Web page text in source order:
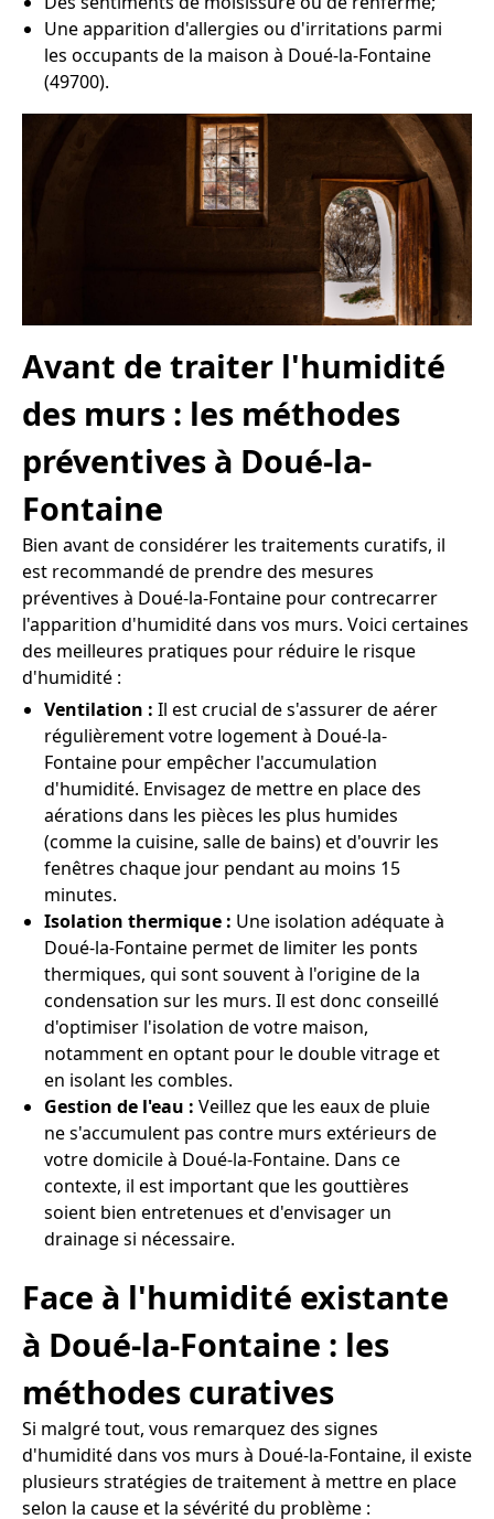
Une apparition d'allergies ou d'irritations parmi
les occupants de la maison à Doué-la-Fontaine
(49700).
Avant de traiter l'humidité
des murs : les méthodes
préventives à Doué-la-
Fontaine
Bien avant de considérer les traitements curatifs, il
est recommandé de prendre des mesures
préventives à Doué-la-Fontaine pour contrecarrer
l'apparition d'humidité dans vos murs. Voici certaines
des meilleures pratiques pour réduire le risque
d'humidité :
Ventilation : Il est crucial de s'assurer de aérer
régulièrement votre logement à Doué-la-
Fontaine pour empêcher l'accumulation
d'humidité. Envisagez de mettre en place des
aérations dans les pièces les plus humides
(comme la cuisine, salle de bains) et d'ouvrir les
fenêtres chaque jour pendant au moins 15
minutes.
Isolation thermique : Une isolation adéquate à
Doué-la-Fontaine permet de limiter les ponts
thermiques, qui sont souvent à l'origine de la
condensation sur les murs. Il est donc conseillé
d'optimiser l'isolation de votre maison,
notamment en optant pour le double vitrage et
en isolant les combles.
Gestion de l'eau : Veillez que les eaux de pluie
ne s'accumulent pas contre murs extérieurs de
votre domicile à Doué-la-Fontaine. Dans ce
contexte, il est important que les gouttières
soient bien entretenues et d'envisager un
drainage si nécessaire.
Face à l'humidité existante
à Doué-la-Fontaine : les
méthodes curatives
Si malgré tout, vous remarquez des signes
d'humidité dans vos murs à Doué-la-Fontaine, il existe
plusieurs stratégies de traitement à mettre en place
selon la cause et la sévérité du problème :